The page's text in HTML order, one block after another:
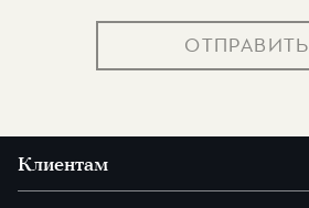
ОТПРАВИТЬ
Клиентам